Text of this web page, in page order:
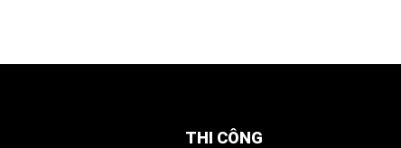
THI CÔNG